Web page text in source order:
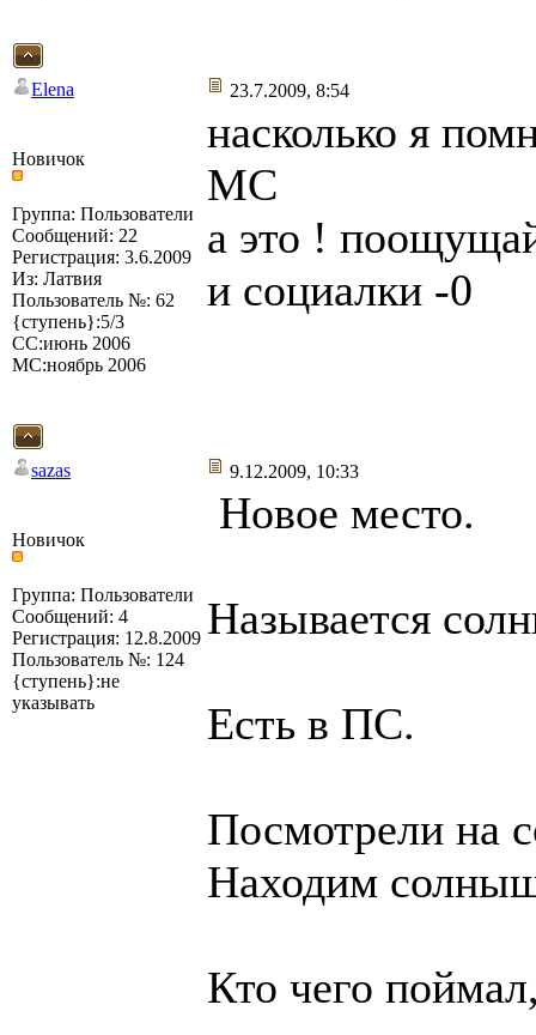
Elena 23.7.2009, 8:54
Новичок
Группа: Пользователи
Сообщений: 22
Регистрация: 3.6.2009
Из: Латвия
Пользователь №: 62
{ступень}:5/3
СС:июнь 2006
МС:ноябрь 2006
насколько я
МС
а это !
и социалки -0
sazas 9.12.2009, 10:33
Новичок
Группа: Пользователи
Сообщений: 4
Регистрация: 12.8.2009
Пользователь №: 124
{ступень}:не
указывать
Новое место.
Называется
Есть в ПС.
Посмотрели на
Находим
Кто чего